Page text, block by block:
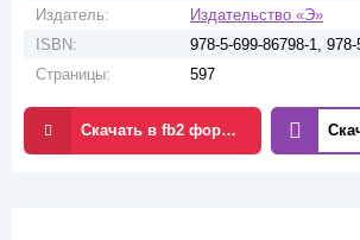
Издатель:
Издательство «Э»
ISBN:
978-5-699-86798-1,
Страницы:
597
Скачать в fb2 формате